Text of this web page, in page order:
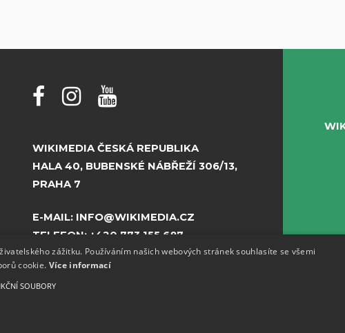
WIKIMEDIA ČESKÁ REPUBLIKA
HALA 40, BUBENSKÉ NÁBŘEŽÍ 306/13,
PRAHA 7
E-MAIL: INFO@WIKIMEDIA.CZ
TELEFON: +420 773 155 687
zážitku. Používáním našich webových stránek souhlasíte se všemi
cookie. Více informací
SOUBORY